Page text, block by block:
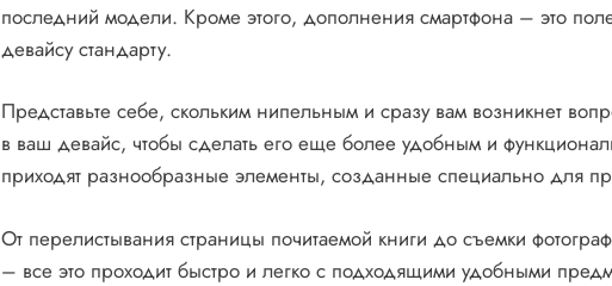
последний модели. Кроме этого, дополнения смартфона – это
девайсу стандарту.
Представьте себе, скольким нипельным и сразу вам возникнет
в ваш девайс, чтобы сделать его еще более удобным и
приходят разнообразные элементы, созданные специально для
От перелистывания страницы почитаемой книги до съемки
– все это проходит быстро и легко с подходящими удобными